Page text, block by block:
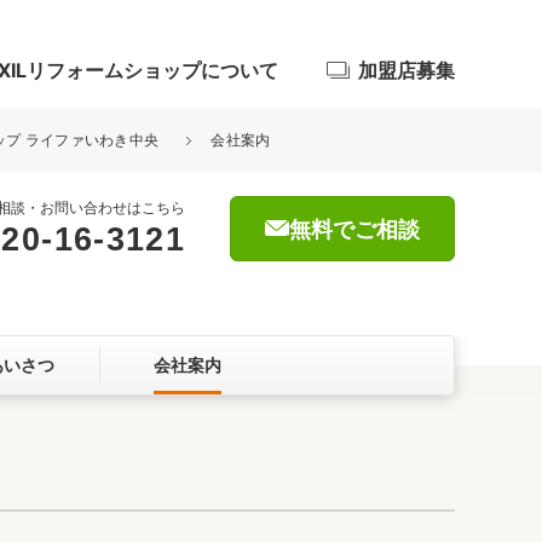
屋根・外壁
リフォームショップについて
らしをつくる、価値・性能向上
加盟店募集
プ ライファいわき中央 会社案内
談・お問い合わせはこちら
16-3121 無料でご相談
いさつ 会社案内